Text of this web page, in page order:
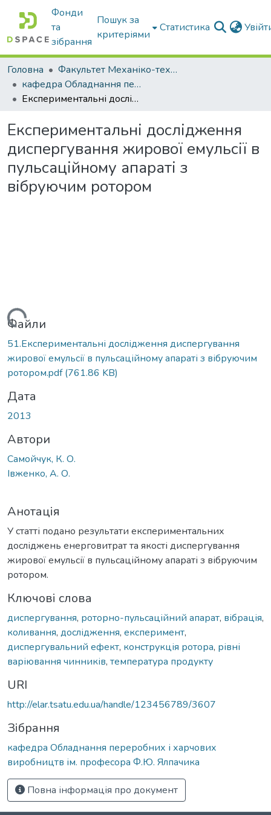
Фонди
та
зібрання
Пошук за
критеріями
Статистика
Головна
Факультет Механіко-технологічний
кафедра Обладнання переробних і харчових виробництв ім. професора Ф.Ю. Ялпачика
Експериментальні дослідження диспергування жирової емульсії в пульсаційному апараті з вібруючим ротором
Експериментальні дослідження
диспергування жирової емульсії в
пульсаційному апараті з
вібруючим ротором
Вантажиться...
Файли
51.Експериментальні дослідження диспергування
жирової емульсії в пульсаційному апараті з вібруючим
ротором.pdf(761.86 KB)
Дата
2013
Автори
Самойчук, К. О.
Івженко, А. О.
Анотація
У статті подано результати експериментальних
досліджень енерговитрат та якості диспергування
жирової емульсії в пульсаційному апараті з вібруючим
ротором.
Ключові слова
диспергування, роторно-пульсаційний апарат, вібрація,
коливання, дослідження, експеримент,
диспергувальний ефект, конструкція ротора, рівні
варіювання чинників, температура продукту
URI
http://elar.tsatu.edu.ua/handle/123456789/3607
Зібрання
кафедра Обладнання переробних і харчових
виробництв ім. професора Ф.Ю. Ялпачика
Повна інформація про документ